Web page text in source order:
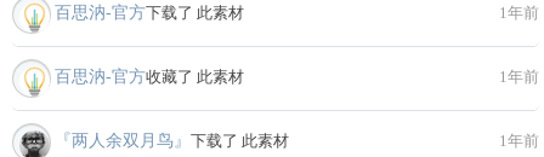
百思汭-官方下载了 此素材 1年前
百思汭-官方收藏了 此素材 1年前
『两人余双月鸟』 下载了 此素材 1年前